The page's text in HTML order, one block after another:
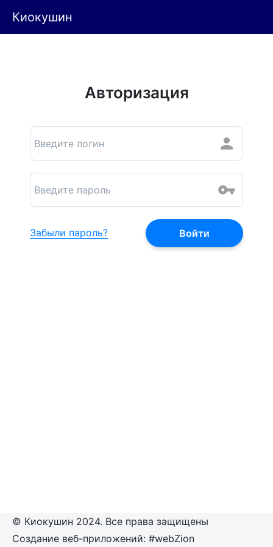
Киокушин
Авторизация
Забыли пароль?
© Киокушин 2024. Все права защищены
Создание веб-приложений: #webZion